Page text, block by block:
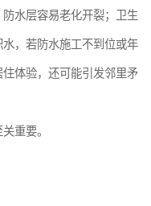
水层容易老化开裂；卫生
，若防水施工不到位或年
体验，还可能引发邻里矛
重要。